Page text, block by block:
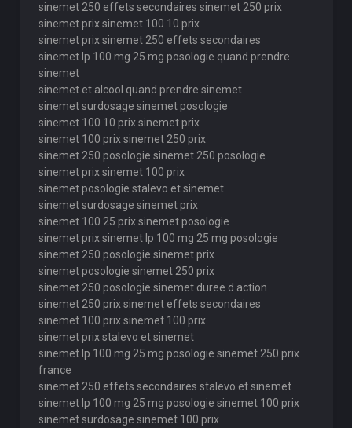
sinemet 250 effets secondaires sinemet 250 prix
sinemet prix sinemet 100 10 prix
sinemet prix sinemet 250 effets secondaires
sinemet lp 100 mg 25 mg posologie quand prendre
sinemet
sinemet et alcool quand prendre sinemet
sinemet surdosage sinemet posologie
sinemet 100 10 prix sinemet prix
sinemet 100 prix sinemet 250 prix
sinemet 250 posologie sinemet 250 posologie
sinemet prix sinemet 100 prix
sinemet posologie stalevo et sinemet
sinemet surdosage sinemet prix
sinemet 100 25 prix sinemet posologie
sinemet prix sinemet lp 100 mg 25 mg posologie
sinemet 250 posologie sinemet prix
sinemet posologie sinemet 250 prix
sinemet 250 posologie sinemet duree d action
sinemet 250 prix sinemet effets secondaires
sinemet 100 prix sinemet 100 prix
sinemet prix stalevo et sinemet
sinemet lp 100 mg 25 mg posologie sinemet 250 prix
france
sinemet 250 effets secondaires stalevo et sinemet
sinemet lp 100 mg 25 mg posologie sinemet 100 prix
sinemet surdosage sinemet 100 prix